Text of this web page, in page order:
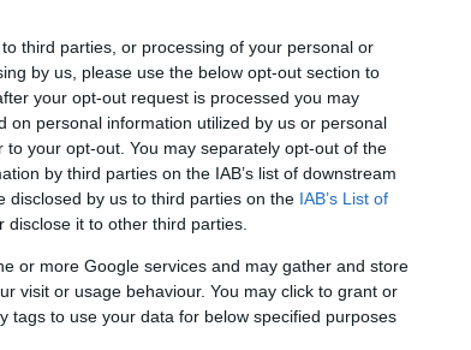
third parties, or processing of your personal or
by us, please use the below opt-out section to
your opt-out request is processed you may
on personal information utilized by us or personal
your opt-out. You may separately opt-out of the
by third parties on the IAB’s list of downstream
disclosed by us to third parties on the IAB’s List of
disclose it to other third parties.
or more Google services and may gather and store
visit or usage behaviour. You may click to grant or
tags to use your data for below specified purposes
beskedet – han tar
in fler nyheter